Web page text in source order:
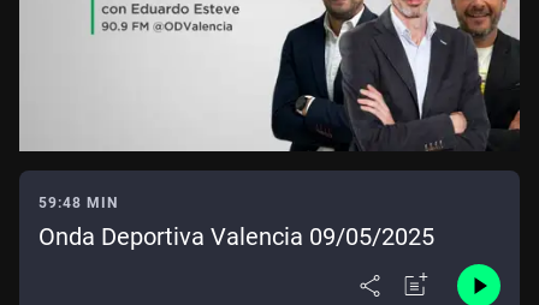
59:48 MIN
Onda Deportiva Valencia 09/05/2025